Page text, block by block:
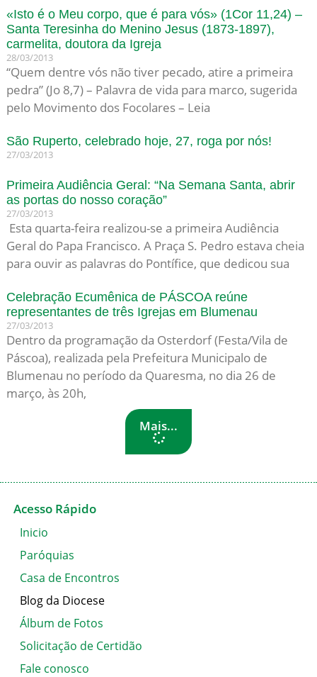
«Isto é o Meu corpo, que é para vós» (1Cor 11,24) –
Santa Teresinha do Menino Jesus (1873-1897),
carmelita, doutora da Igreja
28/03/2013
“Quem dentre vós não tiver pecado, atire a primeira
pedra” (Jo 8,7) – Palavra de vida para marco, sugerida
pelo Movimento dos Focolares – Leia
São Ruperto, celebrado hoje, 27, roga por nós!
27/03/2013
Primeira Audiência Geral: “Na Semana Santa, abrir
as portas do nosso coração”
27/03/2013
Esta quarta-feira realizou-se a primeira Audiência
Geral do Papa Francisco. A Praça S. Pedro estava cheia
para ouvir as palavras do Pontífice, que dedicou sua
Celebração Ecumênica de PÁSCOA reúne
representantes de três Igrejas em Blumenau
27/03/2013
Dentro da programação da Osterdorf (Festa/Vila de
Páscoa), realizada pela Prefeitura Municipalo de
Blumenau no período da Quaresma, no dia 26 de
março, às 20h,
Mais...
Acesso Rápido
Inicio
Paróquias
Casa de Encontros
Blog da Diocese
Álbum de Fotos
Solicitação de Certidão
Fale conosco